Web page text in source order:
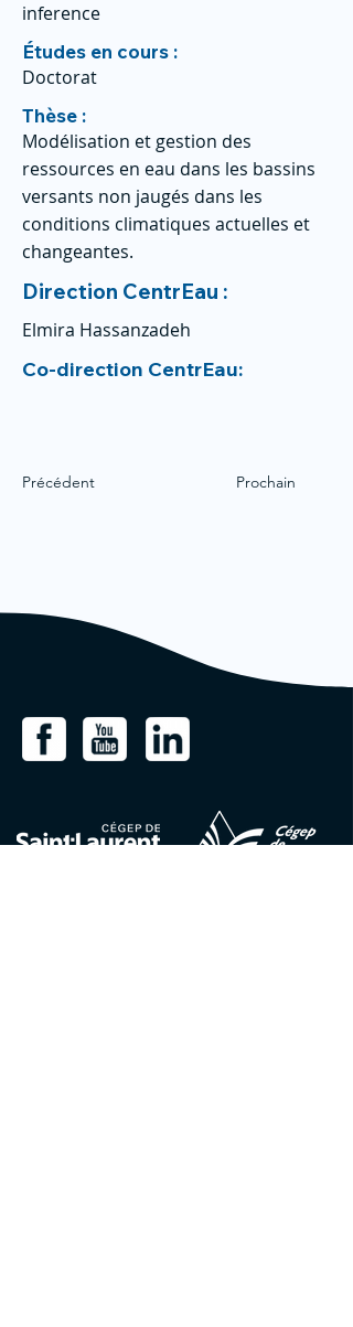
inference
Études en cours :
Doctorat
Thèse :
Modélisation et gestion des
ressources en eau dans les bassins
versants non jaugés dans les
conditions climatiques actuelles et
changeantes.
Direction CentrEau :
Elmira Hassanzadeh
Co-direction CentrEau:
Précédent Prochain